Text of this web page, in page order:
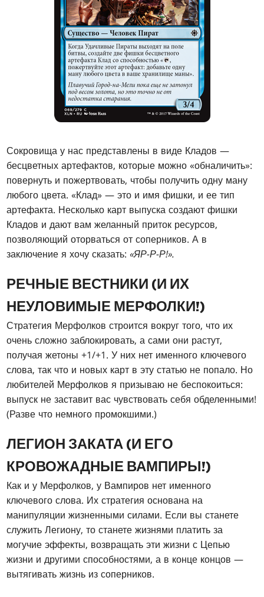
Сокровища у нас представлены в виде Кладов —
бесцветных артефактов, которые можно «обналичить»:
повернуть и пожертвовать, чтобы получить одну ману
любого цвета. «Клад» — это и имя фишки, и ее тип
артефакта. Несколько карт выпуска создают фишки
Кладов и дают вам желанный приток ресурсов,
позволяющий оторваться от соперников. А в
заключение я хочу сказать:«ЯР-Р-Р!».
РЕЧНЫЕ ВЕСТНИКИ (И ИХ
НЕУЛОВИМЫЕ МЕРФОЛКИ!)
Стратегия Мерфолков строится вокруг того, что их
очень сложно заблокировать, а сами они растут,
получая жетоны +1/+1. У них нет именного ключевого
слова, так что и новых карт в эту статью не попало. Но
любителей Мерфолков я призываю не беспокоиться:
выпуск не заставит вас чувствовать себя обделенными!
(Разве что немного промокшими.)
ЛЕГИОН ЗАКАТА (И ЕГО
КРОВОЖАДНЫЕ ВАМПИРЫ!)
Как и у Мерфолков, у Вампиров нет именного
ключевого слова. Их стратегия основана на
манипуляции жизненными силами. Если вы станете
служить Легиону, то станете жизнями платить за
могучие эффекты, возвращать эти жизни с Цепью
жизни и другими способностями, а в конце концов —
вытягивать жизнь из соперников.